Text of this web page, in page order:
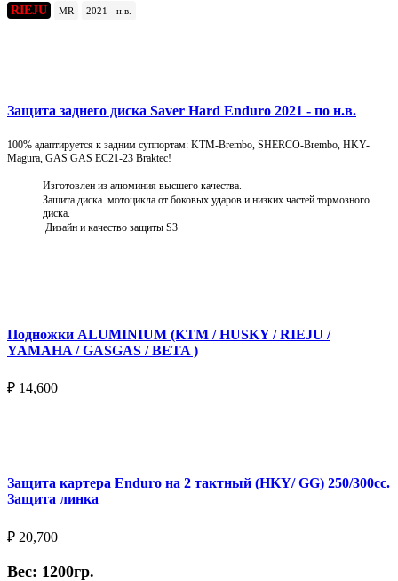
RIEJU MR 2021 - н.в.
Защита заднего диска Saver Hard Enduro 2021 - по н.в.
100% адаптируется к задним суппортам: KTM-Brembo, SHERCO-Brembo, HKY-
Magura, GAS GAS EC21-23 Braktec!
Изготовлен из алюминия высшего качества.
Защита диска мотоцикла от боковых ударов и низких частей тормозного
диска.
Дизайн и качество защиты S3
Подножки ALUMINIUM (KTM / HUSKY / RIEJU /
YAMAHA / GASGAS / BETA )
₽ 14,600
Защита картера Enduro на 2 тактный (HKY/ GG) 250/300cc.
Защита линка
₽ 20,700
Вес: 1200гр.